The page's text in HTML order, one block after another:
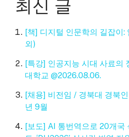
최신 글
[책] 디지털 인문학의 길잡이:
외)
[특강] 인공지능 시대 사료의
대학교 @2026.08.06.
[채용] 비전임 / 경북대 경북
년 9월
[보도] AI 통번역으로 20개국